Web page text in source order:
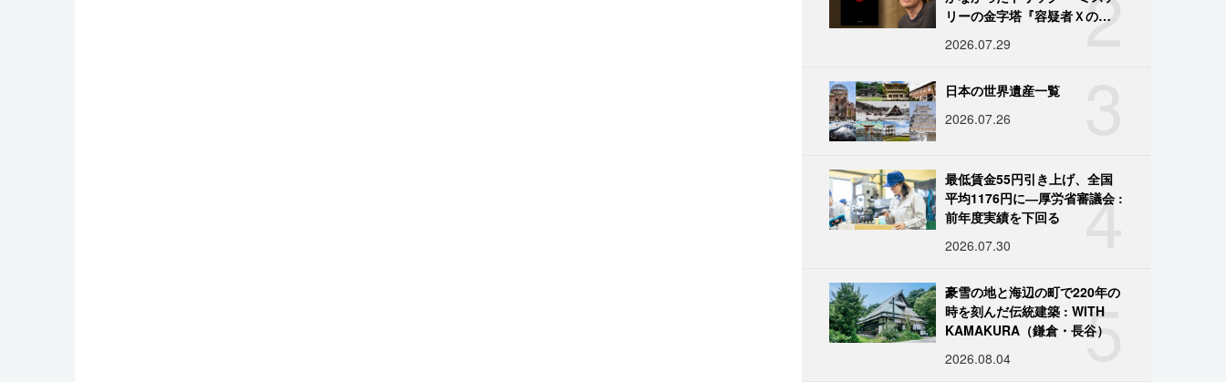
リーの金字塔『容疑者Ｘの献
2026.07.29
日本の世界遺産一覧
2026.07.26
4
最低賃金55円引き上げ、全国
平均1176円に―厚労省審議会 :
前年度実績を下回る
2026.07.30
5
豪雪の地と海辺の町で220年の
時を刻んだ伝統建築 : WITH
KAMAKURA（鎌倉・長谷）
2026.08.04